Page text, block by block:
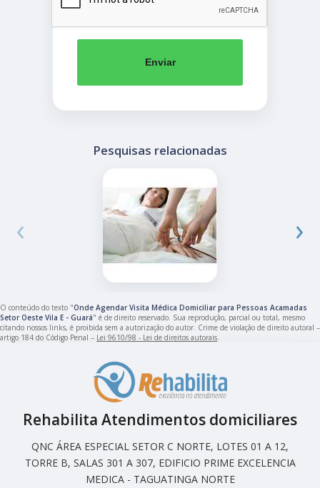
Enviar
Pesquisas relacionadas
‹ ›
O conteúdo do texto "Onde Agendar Visita Médica Domiciliar para Pessoas Acamadas
Setor Oeste Vila E - Guará" é de direito reservado. Sua reprodução, parcial ou total, mesmo
citando nossos links, é proibida sem a autorização do autor. Crime de violação de direito autoral –
artigo 184 do Código Penal – Lei 9610/98 - Lei de direitos autorais
Rehabilita Atendimentos domiciliares
QNC ÁREA ESPECIAL SETOR C NORTE, LOTES 01 A 12,
TORRE B, SALAS 301 A 307, EDIFICIO PRIME EXCELENCIA
MEDICA - TAGUATINGA NORTE